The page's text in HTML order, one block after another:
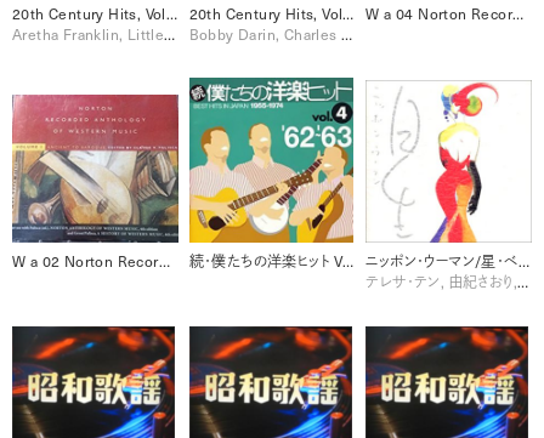
20th Century Hits, Volume Two [Disc 1]
Aretha Franklin, Little Richard
20th Century Hits, Volume One
Bobby Darin, Charles Aznavour, Duke Ellington, Edith Piaf, Fleetwood Mac, Frank Sinatra, Sam Cooke, The Drifters
W a 04 Norton Recorded Anthology of Western Music, Vol. 1 Ancient to Baroque [Disc 4]
W a 02 Norton Recorded Anthology of Western Music, Vol. 1 Ancient to Baroque [Disc 2] 続・僕たちの洋楽ヒット Vol.4 (1962-1963)
ニッポン・ウーマン/星・ベストヒット集
テレサ・テン, 由紀さおり, 西田佐知子, 越路吹雪